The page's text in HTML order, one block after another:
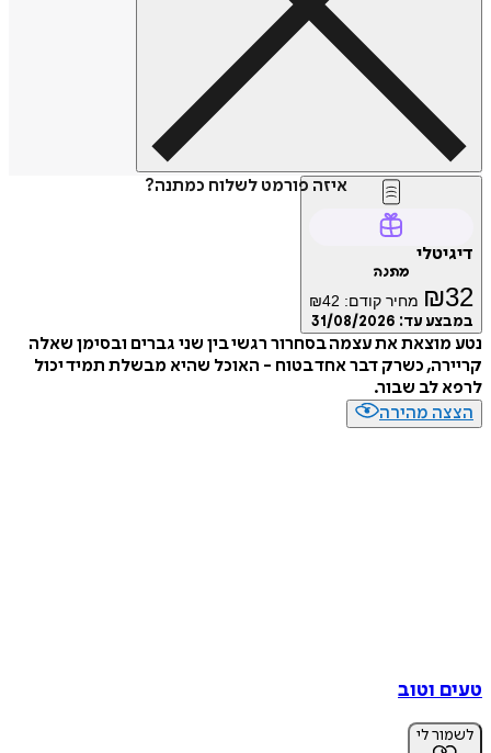
איזה פורמט לשלוח כמתנה?
דיגיטלי
מתנה
₪32 מחיר קודם: ₪42
במבצע עד: 31/08/2026
נטע מוצאת את עצמה בסחרור רגשי בין שני גברים ובסימן שאלה
קריירה, כשרק דבר אחד בטוח - האוכל שהיא מבשלת תמיד יכול
לרפא לב שבור.
הצצה מהירה
טעים וטוב
לשמור לי